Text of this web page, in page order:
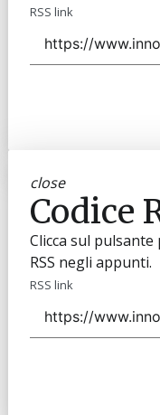
RSS link
close
Codice
Clicca sul
RSS negli appunti.
RSS link